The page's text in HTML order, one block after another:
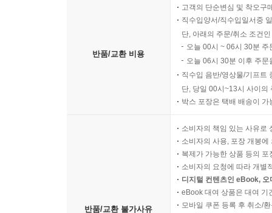
반품/교환 비용
고객의 단순변심 및 착오구
직수입양서/직수입일서중
단, 아래의 주문/취소 조건
오늘 00시 ~ 06시 30분
오늘 06시 30분 이후 주
직수입 음반/영상물/기프트
단, 당일 00시~13시 사이의
박스 포장은 택배 배송이
반품/교환 불가사유
소비자의 책임 있는 사유로
소비자의 사용, 포장 개봉
복제가 가능한 상품 등의
소비자의 요청에 따라 개별
디지털 컨텐츠인 eBook,
eBook 대여 상품은 대여 기
모바일 쿠폰 등록 후 취소/